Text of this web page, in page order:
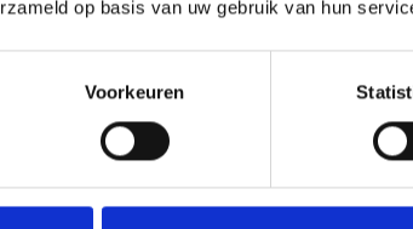
op basis van uw gebruik van hun
Voorkeuren
bezichtigen?
bellen of een